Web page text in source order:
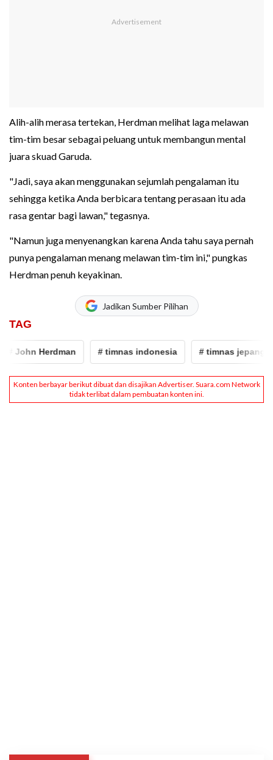
Alih-alih merasa tertekan, Herdman melihat laga melawan
tim-tim besar sebagai peluang untuk membangun mental
juara skuad Garuda.
"Jadi, saya akan menggunakan sejumlah pengalaman itu
sehingga ketika Anda berbicara tentang perasaan itu ada
rasa gentar bagi lawan," tegasnya.
"Namun juga menyenangkan karena Anda tahu saya pernah
punya pengalaman menang melawan tim-tim ini," pungkas
Herdman penuh keyakinan.
Jadikan Sumber Pilihan
TAG
Herdman # timnas indonesia # timnas jepang